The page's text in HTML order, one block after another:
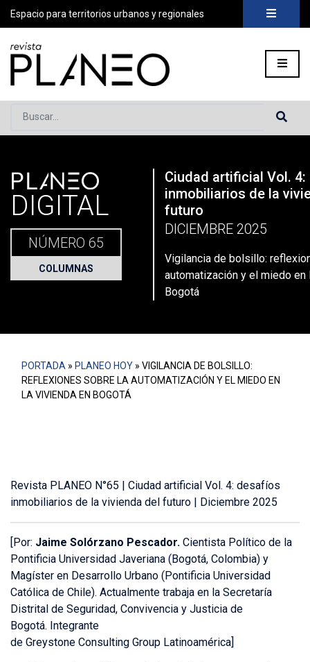
Espacio para territorios urbanos y regionales
Buscar...
Portada» Planeo Hoy Vigilancia de bolsillo: reflexiones
PLANEO
DIGITAL
NÚMERO 65
COLUMNAS
Ciudad artificial Vol.
inmobiliarios de la
futuro
DICIEMBRE 2025
Vigilancia de bolsillo:
automatización y el miedo en
Bogotá
PORTADA » PLANEO HOY » VIGILANCIA DE BOLSILLO:
REFLEXIONES SOBRE LA AUTOMATIZACIÓN Y EL MIEDO EN
LA VIVIENDA EN BOGOTÁ
Revista PLANEO N°65 | Ciudad artificial Vol. 4: desafíos
inmobiliarios de la vivienda del futuro | Diciembre 2025
[Por: Jaime Solórzano Pescador. Cientista Político de la
Pontificia Universidad Javeriana (Bogotá, Colombia) y
Magíster en Desarrollo Urbano (Pontificia Universidad
Católica de Chile). Actualmente trabaja en la Secretaría
Distrital de Seguridad, Convivencia y Justicia de
Bogotá. Integrante
de Greystone Consulting Group Latinoamérica]